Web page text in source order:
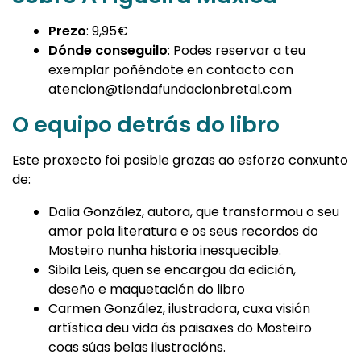
Prezo: 9,95€
Dónde conseguilo: Podes reservar a teu
exemplar poñéndote en contacto con
atencion@tiendafundacionbretal.com
O equipo detrás do libro
Este proxecto foi posible grazas ao esforzo conxunto
de:
Dalia González, autora, que transformou o seu
amor pola literatura e os seus recordos do
Mosteiro nunha historia inesquecible.
Sibila Leis, quen se encargou da edición,
deseño e maquetación do libro
Carmen González, ilustradora, cuxa visión
artística deu vida ás paisaxes do Mosteiro
coas súas belas ilustracións.